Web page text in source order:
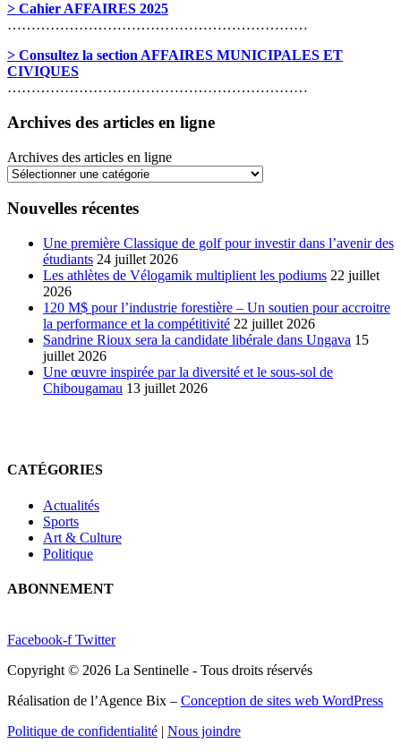
> Cahier AFFAIRES 2025
………………………………………………………
> Consultez la section AFFAIRES MUNICIPALES ET
CIVIQUES
………………………………………………………
Archives des articles en ligne
Archives des articles en ligne
Nouvelles récentes
Une première Classique de golf pour investir dans l’avenir des
étudiants 24 juillet 2026
Les athlètes de Vélogamik multiplient les podiums 22 juillet
2026
120 M$ pour l’industrie forestière – Un soutien pour accroitre
la performance et la compétitivité 22 juillet 2026
Sandrine Rioux sera la candidate libérale dans Ungava 15
juillet 2026
Une œuvre inspirée par la diversité et le sous-sol de
Chibougamau 13 juillet 2026
CATÉGORIES
Actualités
Sports
Art & Culture
Politique
ABONNEMENT
Facebook-f Twitter
Copyright © 2026 La Sentinelle - Tous droits réservés
Réalisation de l’Agence Bix – Conception de sites web WordPress
Politique de confidentialité | Nous joindre